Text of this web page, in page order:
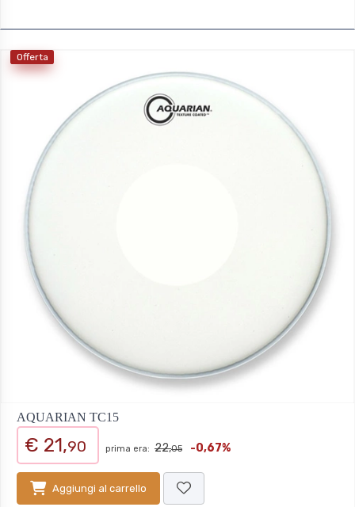
Offerta
AQUARIAN TC15
€ 21,90 prima era: 22,05 -0,67%
Aggiungi al carrello